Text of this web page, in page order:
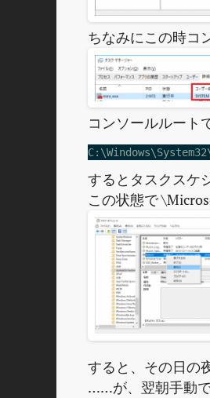
ちなみにこの時コ
コンソールルート
するとタスクスケ
この状態で
すると、その日の
……が、翌朝手動